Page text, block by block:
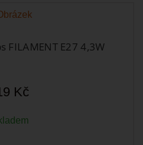
FILAMENT E27 4,3W
Kč